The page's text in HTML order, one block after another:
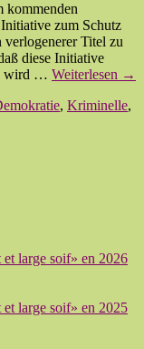
kommenden
zum Schutz
verlogenerer Titel zu
diese Initiative
wird … Weiterlesen →
, Kriminelle,
large soif» en 2026
large soif» en 2025